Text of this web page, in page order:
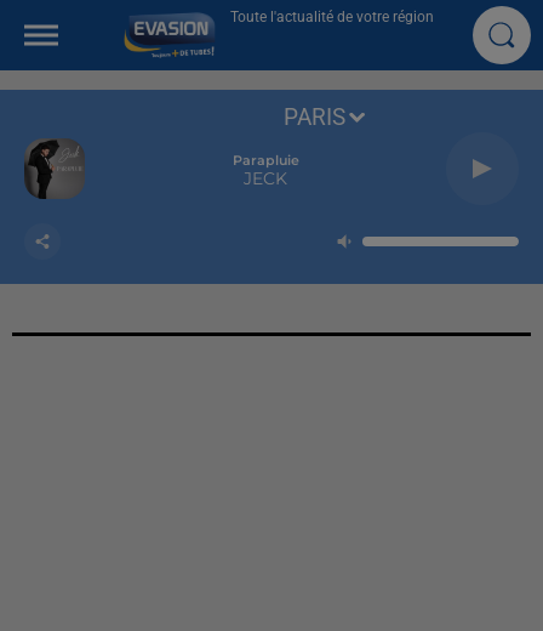
Toute l'actualité de votre région
Parapluie
JECK
PARIS